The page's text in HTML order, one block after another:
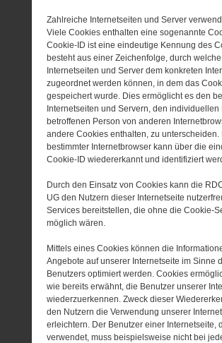
Zahlreiche Internetseiten und Server
Viele Cookies enthalten eine sogenannte
Cookie-ID ist eine eindeutige Kennung des
besteht aus einer Zeichenfolge, durch welche
Internetseiten und Server dem konkreten
zugeordnet werden können, in dem das
gespeichert wurde. Dies ermöglicht es den
Internetseiten und Servern, den individuellen
betroffenen Person von anderen
andere Cookies enthalten, zu unterscheiden.
bestimmter Internetbrowser kann über die
Cookie-ID wiedererkannt und identifiziert
Durch den Einsatz von Cookies kann die
UG den Nutzern dieser Internetseite
Services bereitstellen, die ohne die Cookie-
möglich wären.
Mittels eines Cookies können die
Angebote auf unserer Internetseite im Sinne
Benutzers optimiert werden. Cookies
wie bereits erwähnt, die Benutzer unserer
wiederzuerkennen. Zweck dieser
den Nutzern die Verwendung unserer
erleichtern. Der Benutzer einer Internetseite,
verwendet, muss beispielsweise nicht bei